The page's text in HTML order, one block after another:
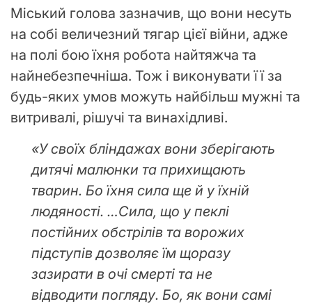
Міський голова зазначив, що вони несуть
на собі величезний тягар цієї війни, адже
на полі бою їхня робота найтяжча та
найнебезпечніша. Тож і виконувати її за
будь-яких умов можуть найбільш мужні та
витривалі, рішучі та винахідливі.
«У своїх бліндажах вони зберігають
дитячі малюнки та прихищають
тварин. Бо їхня сила ще й у їхній
людяності. …Сила, що у пеклі
постійних обстрілів та ворожих
підступів дозволяє їм щоразу
зазирати в очі смерті та не
відводити погляду. Бо, як вони самі